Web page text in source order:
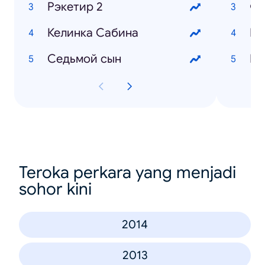
Рэкетир 2
Келинка Сабина
Седьмой сын
Teroka perkara yang menjadi
sohor kini
2014
2013